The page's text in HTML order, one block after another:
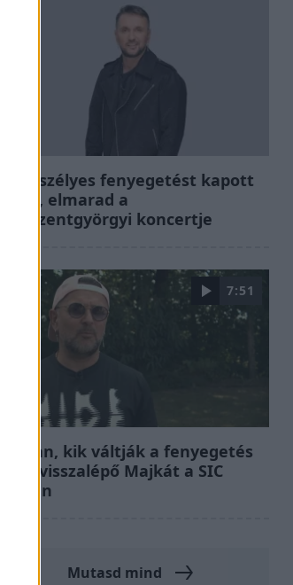
Életveszélyes fenyegetést kapott
Majka, elmarad a
sepsiszentgyörgyi koncertje
7:51
Megvan, kik váltják a fenyegetés
miatt visszalépő Majkát a SIC
Feszten
Mutasd mind